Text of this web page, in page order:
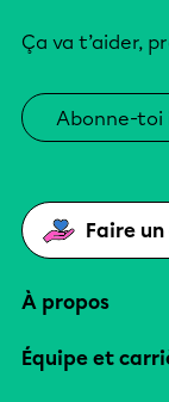
Ça va t’aider,
Abonne-toi
Faire
À propos
Équipe et